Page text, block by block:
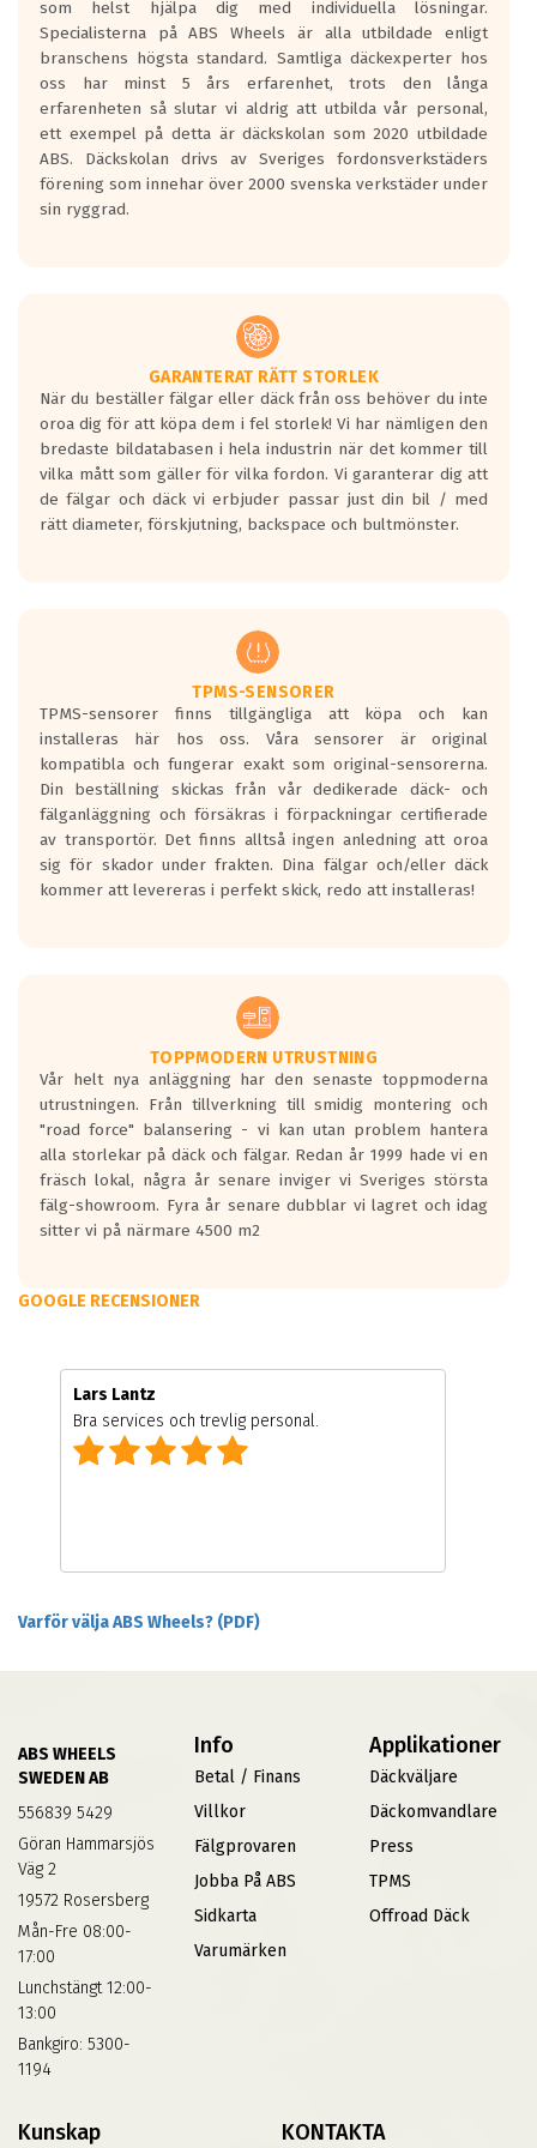
den kortaste bromssträckan och F är den
längsta.
Inga D eller G betyg delas ut för
personbilar och lätta lastbilar.
Betyget sätts efter ett test där däcken
skall bromsa in på en väg där det ligger
0.5-1.5 mm vatten.
I 80km/h kommer skillnaden på
Vid körning i över 50km/h brukar
rullmotståndets ljud överträffa
motorljudet.
På däckmärkningen kommer det finnas
en symbol av ett däck med vågar. Hög
bullernivå markeras med svarta vågor
medans de vita vågorna påvisar om det är
ett tyst däck.
regelverket som introduceras år 2016.
Ett däck med två svarta vågor är redan
godkända för år 2016 nya regelverk.
Ett däck med en svart våg kommer vara
minst tre decibel tystare än det
regelverk som börjar gälla 2016.
som helst hjälpa dig med individuella lösningar.
Specialisterna på ABS Wheels är alla utbildade enligt
branschens högsta standard. Samtliga däckexperter hos
oss har minst 5 års erfarenhet, trots den långa
erfarenheten så slutar vi aldrig att utbilda vår personal,
ett exempel på detta är däckskolan som 2020 utbildade
ABS. Däckskolan drivs av Sveriges fordonsverkstäders
förening som innehar över 2000 svenska verkstäder under
sin ryggrad.
GARANTERAT RÄTT STORLEK
När du beställer fälgar eller däck från oss behöver du inte
oroa dig för att köpa dem i fel storlek! Vi har nämligen den
bredaste bildatabasen i hela industrin när det kommer till
vilka mått som gäller för vilka fordon. Vi garanterar dig att
de fälgar och däck vi erbjuder passar just din bil / med
rätt diameter, förskjutning, backspace och bultmönster.
TPMS-SENSORER
TPMS-sensorer finns tillgängliga att köpa och kan
installeras här hos oss. Våra sensorer är original
kompatibla och fungerar exakt som original-sensorerna.
Din beställning skickas från vår dedikerade däck- och
fälganläggning och försäkras i förpackningar certifierade
av transportör. Det finns alltså ingen anledning att oroa
sig för skador under frakten. Dina fälgar och/eller däck
kommer att levereras i perfekt skick, redo att installeras!
TOPPMODERN UTRUSTNING
Vår helt nya anläggning har den senaste toppmoderna
utrustningen. Från tillverkning till smidig montering och
"road force" balansering - vi kan utan problem hantera
alla storlekar på däck och fälgar. Redan år 1999 hade vi en
fräsch lokal, några år senare inviger vi Sveriges största
fälg-showroom. Fyra år senare dubblar vi lagret och idag
sitter vi på närmare 4500 m2
GOOGLE RECENSIONER
Lars Lantz
Bra services och trevlig personal.
Varför välja ABS Wheels? (PDF)
ABS WHEELS
SWEDEN AB
556839 5429
Göran Hammarsjös
Väg 2
19572 Rosersberg
Mån-Fre 08:00-
17:00
Lunchstängt 12:00-
13:00
Bankgiro: 5300-
1194
Info
Betal / Finans
Villkor
Fälgprovaren
Jobba På ABS
Sidkarta
Varumärken
Applikationer
Däckväljare
Däckomvandlare
Press
TPMS
Offroad Däck
Kunskap KONTAKTA